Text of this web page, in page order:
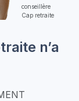
conseillère
Cap retraite
n’a